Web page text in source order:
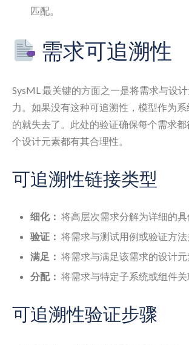
匹配。
需求可追溯性
SysML 最关键的方面之一是将需求与设
力。如果没有这种可追溯性，模型作为系
的就失去了。此处的验证确保每个需求
个设计元素都有其合理性。
可追溯性链接类型
细化： 将高层次需求分解为详细的具
验证： 将需求与测试用例或验证方法
满足： 将需求与满足该需求的设计元
分配： 将需求与特定子系统或组件关
可追溯性验证步骤